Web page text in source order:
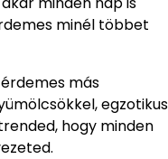
minél többet
más
egzotikus
hogy minden